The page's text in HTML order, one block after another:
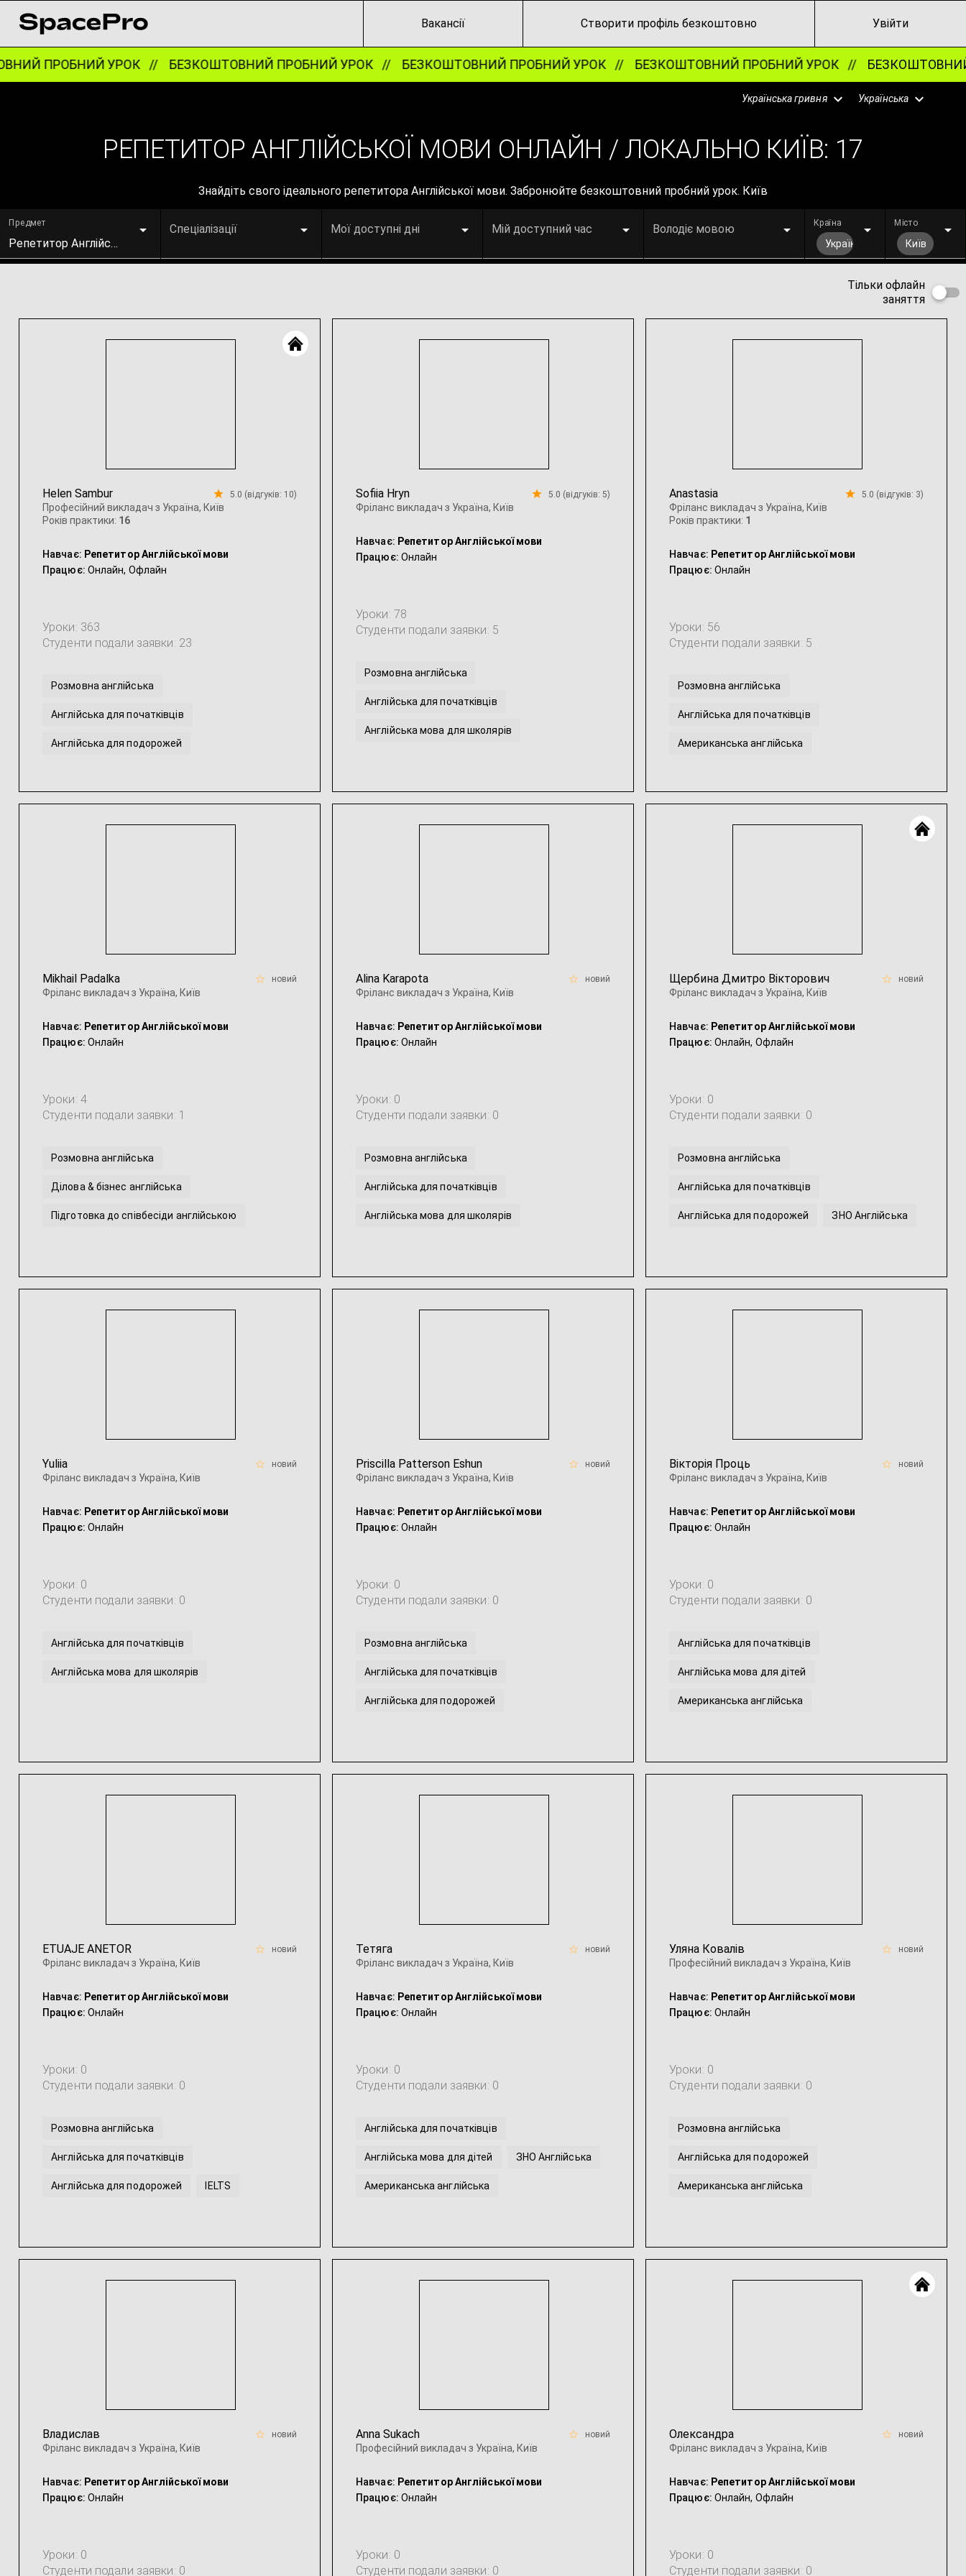
Вакансії Створити профіль безкоштовно Увійти
ПРОБНИЙ УРОК //БЕЗКОШТОВНИЙ ПРОБНИЙ УРОК //БЕЗКОШТОВНИЙ ПРОБНИЙ УРОК //БЕЗКОШТОВНИЙ ПРОБНИЙ УРОК //БЕЗКОШТОВНИЙ
Українська гривня Українська
РЕПЕТИТОР АНГЛІЙСЬКОЇ МОВИ ОНЛАЙН / ЛОКАЛЬНО КИЇВ: 17
Знайдіть свого ідеального репетитора Англійської мови. Забронюйте безкоштовний пробний урок. Київ
Предмет
Репетитор Англійської мови
Спеціалізації Мої доступні дні Мій доступний час Володіє мовою Країна
Україна
Місто
Київ
Тільки офлайн
заняття
Helen Sambur
Професійний викладач з Україна, Київ
Років практики: 16
5.0 (відгуків: 10)
Навчає: Репетитор Англійської мови
Працює: Онлайн, Офлайн
Уроки: 363
Студенти подали заявки: 23
Розмовна англійська
Англійська для початківців
Англійська для подорожей
Sofiia Hryn
Фріланс викладач з Україна, Київ
5.0 (відгуків: 5)
Навчає: Репетитор Англійської мови
Працює: Онлайн
Уроки: 78
Студенти подали заявки: 5
Розмовна англійська
Англійська для початківців
Англійська мова для школярів
Anastasia
Фріланс викладач з Україна, Київ
Років практики: 1
5.0 (відгуків: 3)
Навчає: Репетитор Англійської мови
Працює: Онлайн
Уроки: 56
Студенти подали заявки: 5
Розмовна англійська
Англійська для початківців
Американська англійська
Допомога з виконанням домашнього завдання з
Mikhail Padalka
Фріланс викладач з Україна, Київ
новий
Навчає: Репетитор Англійської мови
Працює: Онлайн
Уроки: 4
Студенти подали заявки: 1
Розмовна англійська
Ділова & бізнес англійська
Підготовка до співбесіди англійською
Alina Karapota
Фріланс викладач з Україна, Київ
новий
Навчає: Репетитор Англійської мови
Працює: Онлайн
Уроки: 0
Студенти подали заявки: 0
Розмовна англійська
Англійська для початківців
Англійська мова для школярів
Щербина Дмитро Вікторович
Фріланс викладач з Україна, Київ
новий
Навчає: Репетитор Англійської мови
Працює: Онлайн, Офлайн
Уроки: 0
Студенти подали заявки: 0
Розмовна англійська
Англійська для початківців
Англійська для подорожей ЗНО Англійська
Yuliia
Фріланс викладач з Україна, Київ
новий
Навчає: Репетитор Англійської мови
Працює: Онлайн
Уроки: 0
Студенти подали заявки: 0
Англійська для початківців
Англійська мова для школярів
Priscilla Patterson Eshun
Фріланс викладач з Україна, Київ
новий
Навчає: Репетитор Англійської мови
Працює: Онлайн
Уроки: 0
Студенти подали заявки: 0
Розмовна англійська
Англійська для початківців
Англійська для подорожей
Вікторія Проць
Фріланс викладач з Україна, Київ
новий
Навчає: Репетитор Англійської мови
Працює: Онлайн
Уроки: 0
Студенти подали заявки: 0
Англійська для початківців
Англійська мова для дітей
Американська англійська
ETUAJE ANETOR
Фріланс викладач з Україна, Київ
новий
Навчає: Репетитор Англійської мови
Працює: Онлайн
Уроки: 0
Студенти подали заявки: 0
Розмовна англійська
Англійська для початківців
Англійська для подорожей IELTS
Тетяга
Фріланс викладач з Україна, Київ
новий
Навчає: Репетитор Англійської мови
Працює: Онлайн
Уроки: 0
Студенти подали заявки: 0
Англійська для початківців
Англійська мова для дітей ЗНО Англійська
Американська англійська
Уляна Ковалів
Професійний викладач з Україна, Київ
новий
Навчає: Репетитор Англійської мови
Працює: Онлайн
Уроки: 0
Студенти подали заявки: 0
Розмовна англійська
Англійська для подорожей
Американська англійська
Владислав
Фріланс викладач з Україна, Київ
новий
Навчає: Репетитор Англійської мови
Працює: Онлайн
Уроки: 0
Студенти подали заявки: 0
Anna Sukach
Професійний викладач з Україна, Київ
новий
Навчає: Репетитор Англійської мови
Працює: Онлайн
Уроки: 0
Студенти подали заявки: 0
Олександра
Фріланс викладач з Україна, Київ
новий
Навчає: Репетитор Англійської мови
Працює: Онлайн, Офлайн
Уроки: 0
Студенти подали заявки: 0